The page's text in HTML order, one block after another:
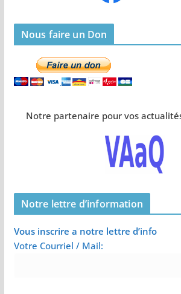
Nous faire un Don
Notre partenaire pour vos
Notre lettre d’information
Vous inscrire a notre lettre d’info
Votre Courriel / Mail: